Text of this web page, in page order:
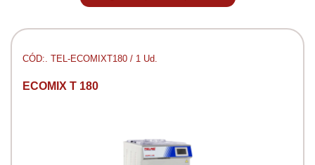
CÓD:. TEL-ECOMIXT180 / 1 Ud.
ECOMIX T 180